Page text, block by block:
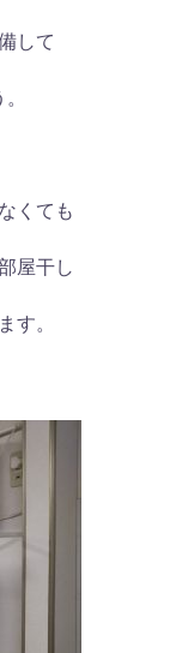
して
くても
屋干し
す。